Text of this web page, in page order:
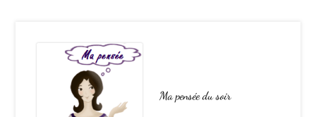
Ma pensée du soir